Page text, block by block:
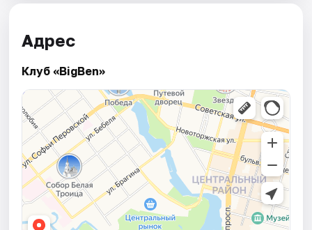
Адрес
Клуб «BigBen»